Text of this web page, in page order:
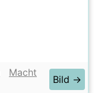
Macht
Bild →